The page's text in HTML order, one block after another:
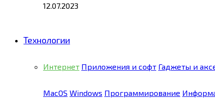
12.07.2023
Технологии
Интернет Приложения и софт Гаджеты и
MacOS Windows Программирование